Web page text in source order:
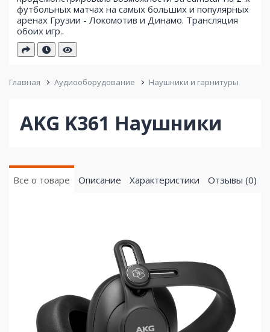
футбольных матчах на самых больших и популярных
аренах Грузии - Локомотив и Динамо. Трансляция
обоих игр..
Главная Аудиооборудование Наушники и гарнитуры
AKG K361 Наушники
Все о товаре Описание Характеристики Отзывы (0)